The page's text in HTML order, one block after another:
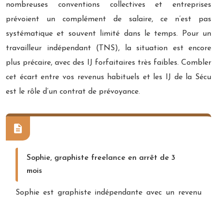
nombreuses conventions collectives et entreprises
prévoient un complément de salaire, ce n’est pas
systématique et souvent limité dans le temps. Pour un
travailleur indépendant (TNS), la situation est encore
plus précaire, avec des IJ forfaitaires très faibles. Combler
cet écart entre vos revenus habituels et les IJ de la Sécu
est le rôle d’un contrat de prévoyance.
Sophie, graphiste freelance en arrêt de 3
mois
Sophie est graphiste indépendante avec un revenu